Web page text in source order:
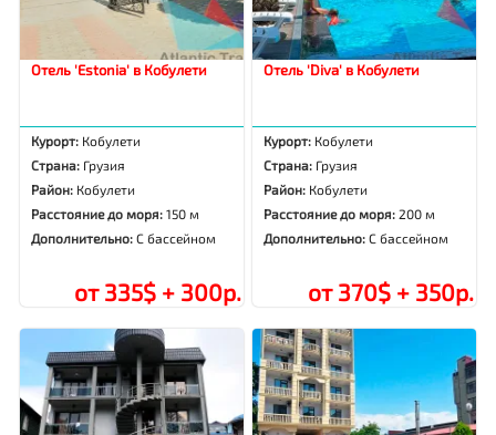
Отель 'Estonia' в Кобулети
Курорт: Кобулети
Страна: Грузия
Район: Кобулети
Расстояние до моря:150 м
Дополнительно:С бассейном
от 335$ + 300р.
Отель 'Diva' в Кобулети
Курорт: Кобулети
Страна: Грузия
Район: Кобулети
Расстояние до моря:200 м
Дополнительно:С бассейном
от 370$ + 350р.